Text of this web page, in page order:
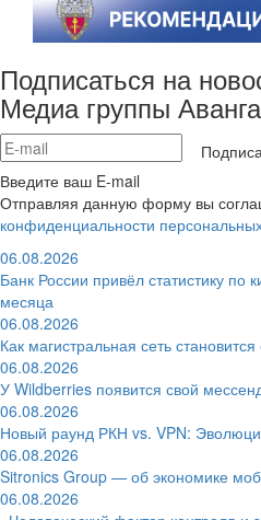
Подписаться на
Медиа группы
Введите ваш E-mail
Отправляя данную форму вы
конфиденциальности
06.08.2026
Банк России привёл статистику по
месяца
06.08.2026
Как магистральная сеть
06.08.2026
У Wildberries появится свой
06.08.2026
Новый раунд РКН vs. VPN:
06.08.2026
Sitronics Group — об экономике
06.08.2026